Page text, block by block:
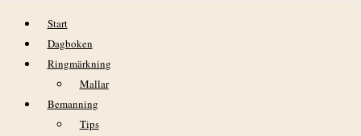
Hoppa till innehåll
Start
Dagboken
Ringmärkning
Mallar
Bemanning
Tips